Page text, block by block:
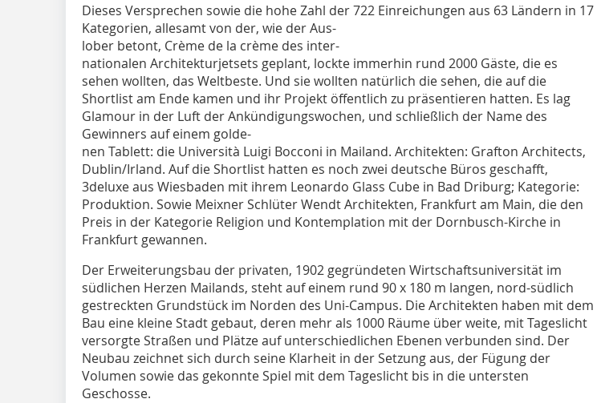
Dieses Versprechen sowie die hohe Zahl der 722 Einreichungen aus 63 Ländern in 17
Kategorien, allesamt von der, wie der Aus-
lober betont, Crème de la crème des inter-
nationalen Architekturjetsets geplant, lockte immerhin rund 2000 Gäste, die es
sehen wollten, das Weltbeste. Und sie wollten natürlich die sehen, die auf die
Shortlist am Ende kamen und ihr Projekt öffentlich zu präsentieren hatten. Es lag
Glamour in der Luft der Ankündigungswochen, und schließlich der Name des
Gewinners auf einem golde-
nen Tablett: die Università Luigi Bocconi in Mailand. Architekten: Grafton Architects,
Dublin/Irland. Auf die Shortlist hatten es noch zwei deutsche Büros geschafft,
3deluxe aus Wiesbaden mit ihrem Leonardo Glass Cube in Bad Driburg; Kategorie:
Produktion. Sowie Meixner Schlüter Wendt Architekten, Frankfurt am Main, die den
Preis in der Kategorie Religion und Kontemplation mit der Dornbusch-Kirche in
Frankfurt gewannen.
Der Erweiterungsbau der privaten, 1902 gegründeten Wirtschaftsuniversität im
südlichen Herzen Mailands, steht auf einem rund 90 x 180 m langen, nord-südlich
gestreckten Grundstück im Norden des Uni-Campus. Die Architekten haben mit dem
Bau eine kleine Stadt gebaut, deren mehr als 1000 Räume über weite, mit Tageslicht
versorgte Straßen und Plätze auf unterschiedlichen Ebenen verbunden sind. Der
Neubau zeichnet sich durch seine Klarheit in der Setzung aus, der Fügung der
Volumen sowie das gekonnte Spiel mit dem Tageslicht bis in die untersten
Geschosse.